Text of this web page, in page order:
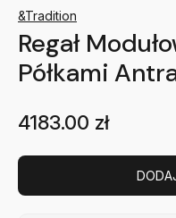
&Tradition
Regał
Półkami
4183.00 zł